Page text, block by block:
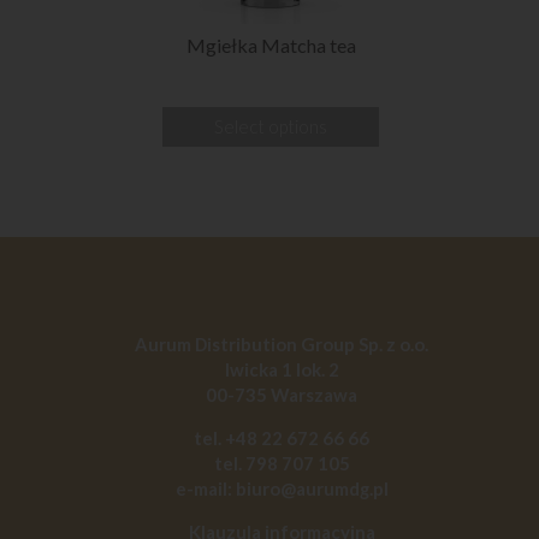
Mgiełka Matcha tea